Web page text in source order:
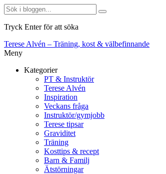
Tryck Enter för att söka
Terese Alvén – Träning, kost & välbefinnande
Meny
Kategorier
PT & Instruktör
Terese Alvén
Inspiration
Veckans fråga
Instruktör/gymjobb
Terese tipsar
Graviditet
Träning
Kosttips & recept
Barn & Familj
Ätstörningar